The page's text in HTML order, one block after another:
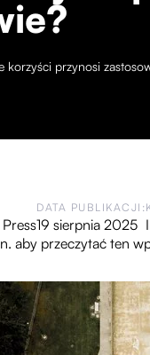
korzyści przynosi
DATA PUBLIKACJI:
19 sierpnia 2025
aby przeczytać ten